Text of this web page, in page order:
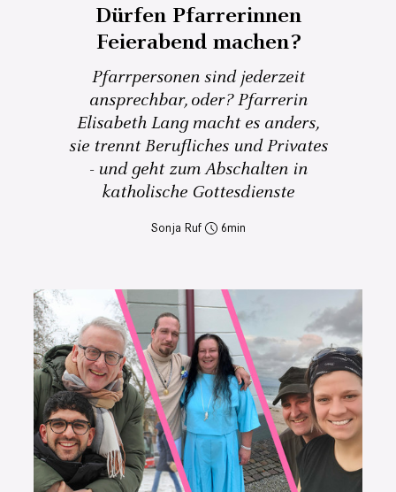
Dürfen Pfarrerinnen
Feierabend machen?
Pfarrpersonen sind jederzeit
ansprechbar, oder? Pfarrerin
Elisabeth Lang macht es anders,
sie trennt Berufliches und Privates
- und geht zum Abschalten in
katholische Gottesdienste
Sonja Ruf 6